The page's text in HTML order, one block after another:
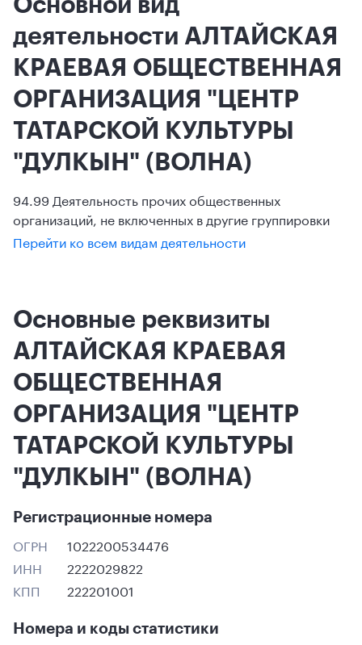
деятельности АЛТАЙСКАЯ
КРАЕВАЯ ОБЩЕСТВЕННАЯ
ОРГАНИЗАЦИЯ "ЦЕНТР
ТАТАРСКОЙ КУЛЬТУРЫ
"ДУЛКЫН" (ВОЛНА)
94.99 Деятельность прочих общественных
организаций, не включенных в другие группировки
Перейти ко всем видам деятельности
Основные реквизиты
АЛТАЙСКАЯ КРАЕВАЯ
ОБЩЕСТВЕННАЯ
ОРГАНИЗАЦИЯ "ЦЕНТР
ТАТАРСКОЙ КУЛЬТУРЫ
"ДУЛКЫН" (ВОЛНА)
Регистрационные номера
ОГРН
1022200534476
ИНН
2222029822
КПП
222201001
Номера и коды статистики